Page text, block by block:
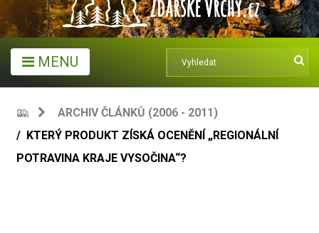
MENU
ARCHIV ČLÁNKŮ (2006 - 2011)
KTERÝ PRODUKT ZÍSKÁ OCENĚNÍ „REGIONÁLNÍ
POTRAVINA KRAJE VYSOČINA“?